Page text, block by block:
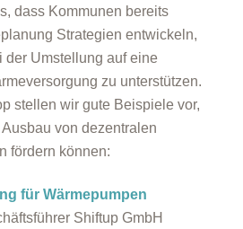
dass Kommunen bereits
Strategien entwickeln,
der Umstellung auf eine
zu unterstützen.
stellen wir gute Beispiele vor,
von dezentralen
fördern können:
für Wärmepumpen
Shiftup GmbH